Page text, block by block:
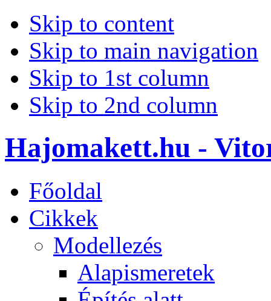
Skip to content
Skip to main navigation
Skip to 1st column
Skip to 2nd column
Hajomakett.hu -
Főoldal
Cikkek
Modellezés
Alapismeretek